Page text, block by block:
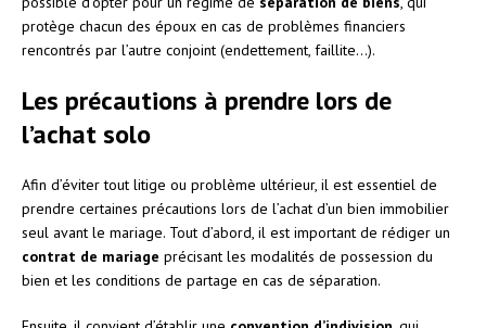
protège chacun des époux en cas de problèmes financiers
rencontrés par l’autre conjoint (endettement, faillite…).
Les précautions à prendre lors de
l’achat solo
Afin d’éviter tout litige ou problème ultérieur, il est essentiel de
prendre certaines précautions lors de l’achat d’un bien immobilier
seul avant le mariage. Tout d’abord, il est important de rédiger un
contrat de mariage précisant les modalités de possession du
bien et les conditions de partage en cas de séparation.